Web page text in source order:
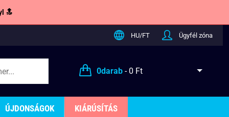
🔝
HU/FT Ügyfél zóna
0darab- 0 Ft
ÚJDONSÁGOK KIÁRÚSÍTÁS